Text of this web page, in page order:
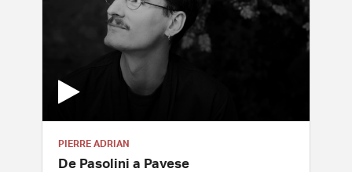
PIERRE ADRIAN
De Pasolini a Pavese